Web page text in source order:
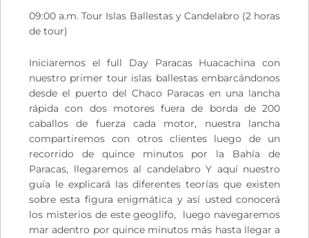
09:00 a.m. Tour Islas Ballestas y Candelabro (2 horas
de tour)
Iniciaremos el full Day Paracas Huacachina con
nuestro primer tour islas ballestas embarcándonos
desde el puerto del Chaco Paracas en una lancha
rápida con dos motores fuera de borda de 200
caballos de fuerza cada motor, nuestra lancha
compartiremos con otros clientes luego de un
recorrido de quince minutos por la Bahía de
Paracas, llegaremos al candelabro Y aquí nuestro
guía le explicará las diferentes teorías que existen
sobre esta figura enigmática y así usted conocerá
los misterios de este geoglifo, luego navegaremos
mar adentro por quince minutos más hasta llegar a